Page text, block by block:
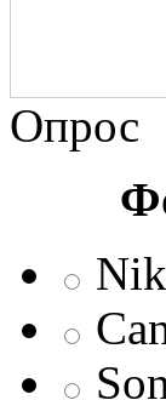
Опрос